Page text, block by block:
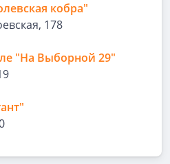
кобра"
178
"На Выборной 29"